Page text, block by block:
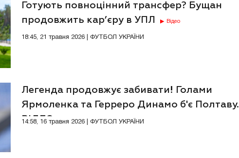
Готують повноцінний трансфер? Бущан
продовжить кар’єру в УПЛ
Відео
18:45, 21 травня 2026 | ФУТБОЛ УКРАЇНИ
Легенда продовжує забивати! Голами
Ярмоленка та Герреро Динамо б'є Полтаву.
ВІДЕО
Відео
14:58, 16 травня 2026 | ФУТБОЛ УКРАЇНИ